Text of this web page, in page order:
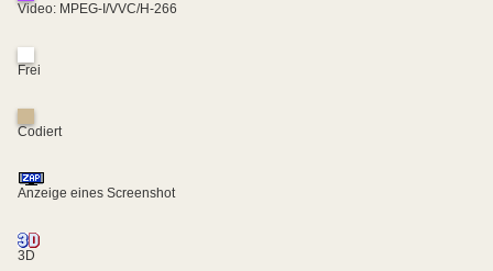
Video: MPEG-I/VVC/H-266
Frei
Codiert
Anzeige eines Screenshot
3D